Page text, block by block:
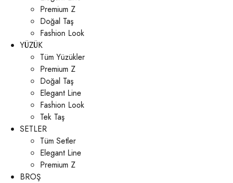
Premium Z
Doğal Taş
Fashion Look
YÜZÜK
Tüm Yüzükler
Premium Z
Doğal Taş
Elegant Line
Fashion Look
Tek Taş
SETLER
Tüm Setler
Elegant Line
Premium Z
BROŞ